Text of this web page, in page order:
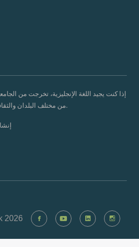
إذا كنت يجيد اللغة الإنجليزية، تخرجت من
من مختلف البلدان والثقافات، لكنا نحب أن نسمع منك.
2026